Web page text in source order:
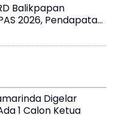
Balikpapan
2026, Pendapatan
Digelar
1 Calon Ketua